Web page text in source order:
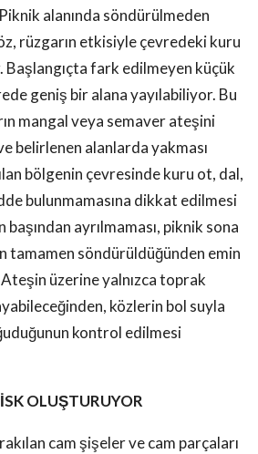
alanında söndürülmeden
rüzgarın etkisiyle çevredeki kuru
Başlangıçta fark edilmeyen küçük
geniş bir alana yayılabiliyor. Bu
mangal veya semaver ateşini
belirlenen alanlarda yakması
bölgenin çevresinde kuru ot, dal,
bulunmamasına dikkat edilmesi
ayrılmaması, piknik sona
tamamen söndürüldüğünden emin
üzerine yalnızca toprak
közlerin bol suyla
kontrol edilmesi
OLUŞTURUYOR
cam şişeler ve cam parçaları